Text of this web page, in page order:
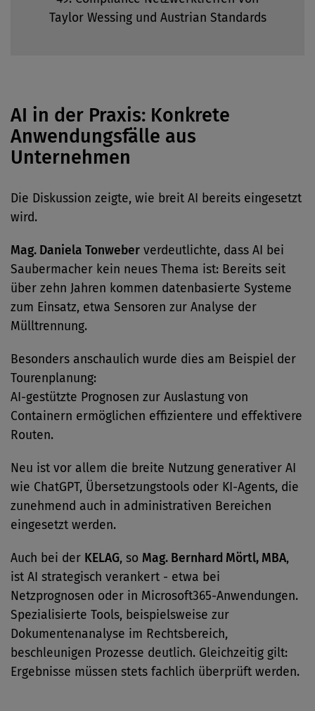
Taylor Wessing und Austrian Standards
AI in der Praxis: Konkrete
Anwendungsfälle aus
Unternehmen
Die Diskussion zeigte, wie breit AI bereits eingesetzt
wird.
Mag. Daniela Tonweber verdeutlichte, dass AI bei
Saubermacher kein neues Thema ist: Bereits seit
über zehn Jahren kommen datenbasierte Systeme
zum Einsatz, etwa Sensoren zur Analyse der
Mülltrennung.
Besonders anschaulich wurde dies am Beispiel der
Tourenplanung:
AI-gestützte Prognosen zur Auslastung von
Containern ermöglichen effizientere und effektivere
Routen.
Neu ist vor allem die breite Nutzung generativer AI
wie ChatGPT, Übersetzungstools oder KI-Agents, die
zunehmend auch in administrativen Bereichen
eingesetzt werden.
Auch bei der KELAG, so Mag. Bernhard Mörtl, MBA,
ist AI strategisch verankert - etwa bei
Netzprognosen oder in Microsoft365-Anwendungen.
Spezialisierte Tools, beispielsweise zur
Dokumentenanalyse im Rechtsbereich,
beschleunigen Prozesse deutlich. Gleichzeitig gilt:
Ergebnisse müssen stets fachlich überprüft werden.